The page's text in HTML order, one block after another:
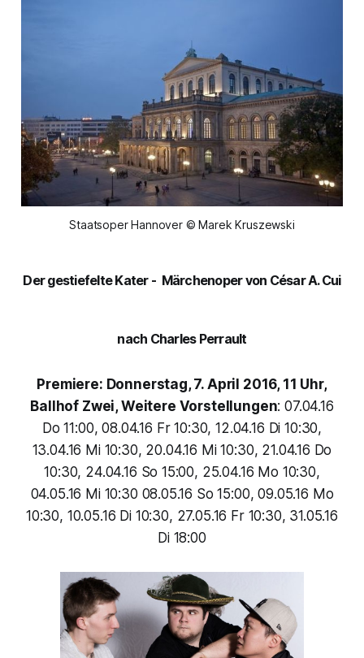
Staatsoper Hannover © Marek Kruszewski
Der gestiefelte Kater- Märchenoper von César A. Cui
nach Charles Perrault
Premiere: Donnerstag, 7. April 2016, 11 Uhr,
Ballhof Zwei, Weitere Vorstellungen: 07.04.16
Do 11:00, 08.04.16 Fr 10:30, 12.04.16 Di 10:30,
13.04.16 Mi 10:30, 20.04.16 Mi 10:30, 21.04.16 Do
10:30, 24.04.16 So 15:00, 25.04.16 Mo 10:30,
04.05.16 Mi 10:30 08.05.16 So 15:00, 09.05.16 Mo
10:30, 10.05.16 Di 10:30, 27.05.16 Fr 10:30, 31.05.16
Di 18:00